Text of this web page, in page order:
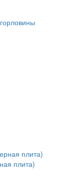
плита)